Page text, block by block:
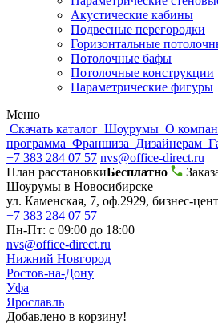
Акустические кабины
Подвесные перегородки
Горизонтальные
Потолочные бафы
Потолочные конструкции
Параметрические фигуры
Меню
Скачать каталог Шоурумы О
программа Франшиза Дизайнерам
+7 383 284 07 57 nvs@office-direct.ru
План расстановкиБесплатно
Шоурумы в Новосибирске
ул. Каменская, 7, оф.2929, бизнес-
+7 383 284 07 57
Пн-Пт: с 09:00 до 18:00
nvs@office-direct.ru
Нижний Новгород
Ростов-на-Дону
Уфа
Ярославль
Добавлено в корзину!